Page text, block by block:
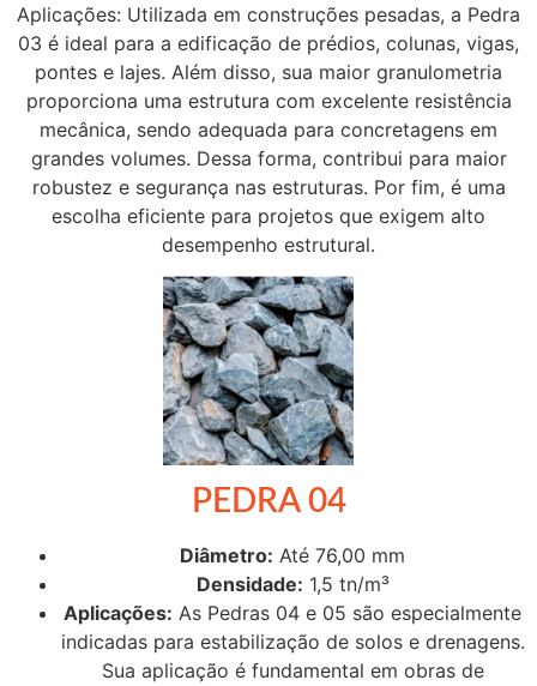
Aplicações: Utilizada em construções pesadas, a Pedra
03 é ideal para a edificação de prédios, colunas, vigas,
pontes e lajes. Além disso, sua maior granulometria
proporciona uma estrutura com excelente resistência
mecânica, sendo adequada para concretagens em
grandes volumes. Dessa forma, contribui para maior
robustez e segurança nas estruturas. Por fim, é uma
escolha eficiente para projetos que exigem alto
desempenho estrutural.
PEDRA 04
Diâmetro: Até 76,00 mm
Densidade: 1,5 tn/m³
Aplicações: As Pedras 04 e 05 são especialmente
indicadas para estabilização de solos e drenagens.
Sua aplicação é fundamental em obras de